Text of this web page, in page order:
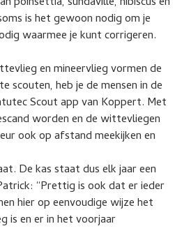
is het gewoon nodig om je
waarmee je kunt corrigeren.
en mineervlieg vormen de
heb je de mensen in de
Scout app van Koppert. Met
worden en de wittevliegen
ook op afstand meekijken en
De kas staat dus elk jaar een
“Prettig is ook dat er ieder
hier op eenvoudige wijze het
is en er in het voorjaar